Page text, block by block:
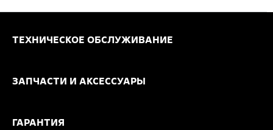
ТЕХНИЧЕСКОЕ ОБСЛУЖИВАНИЕ
ЗАПЧАСТИ И АКСЕССУАРЫ
ГАРАНТИЯ